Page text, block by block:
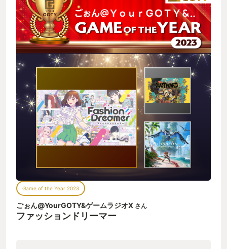
Game of the Year 2023
ごぉん@YourGOTY&ゲームラジオX さん
ファッションドリーマー